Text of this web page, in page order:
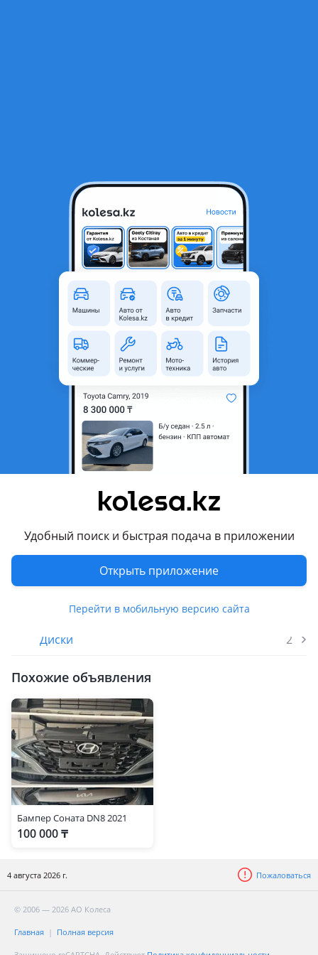
Удобный поиск и быстрая подача в приложении
Открыть приложение
Перейти в мобильную версию сайта
Фонарь задний правый хода соната 19-23г
Астана, Акмолинская
область
Б/y
Комментарий продавца
Фонарь заднего хода б/у оригинал без дефектов! Хёндай
Соната 2019-2023г. Стоимость и наличие уточняйте.
Можно и другие детали по кузову на заказ.
Перевести
Другие объявления продавца
Автозапчасти
Диски
2
Похожие объявления
Бампер Соната DN8 2021
100 000 ₸
4 августа 2026 г. Пожаловаться
© 2006 — 2026 АО Колеса
Главная Полная версия